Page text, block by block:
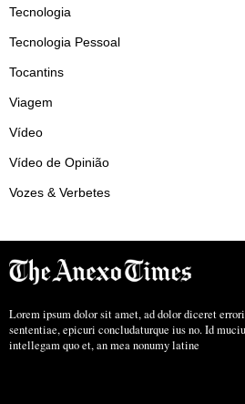
Tecnologia
Tecnologia Pessoal
Tocantins
Viagem
Vídeo
Vídeo de Opinião
Vozes & Verbetes
Lorem ipsum dolor sit amet, ad dolor diceret
sententiae, epicuri concludaturque ius no. Id
intellegam quo et, an mea nonumy latine